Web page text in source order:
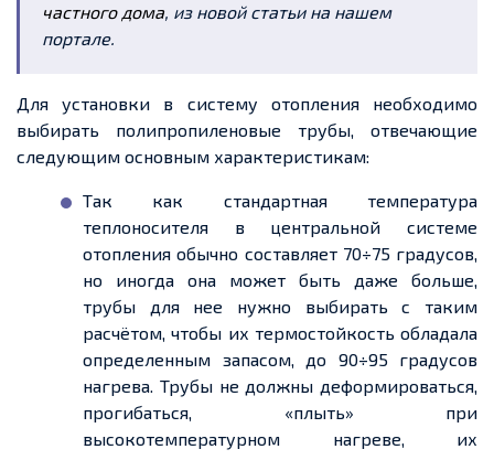
частного дома, из новой статьи на нашем
портале.
Для установки в систему отопления необходимо
выбирать полипропиленовые трубы, отвечающие
следующим основным характеристикам:
Так как стандартная температура
теплоносителя в центральной системе
отопления обычно составляет 70÷75 градусов,
но иногда она может быть даже больше,
трубы для нее нужно выбирать с таким
расчётом, чтобы их термостойкость обладала
определенным запасом, до 90÷95 градусов
нагрева. Трубы не должны деформироваться,
прогибаться, «плыть» при
высокотемпературном нагреве, их